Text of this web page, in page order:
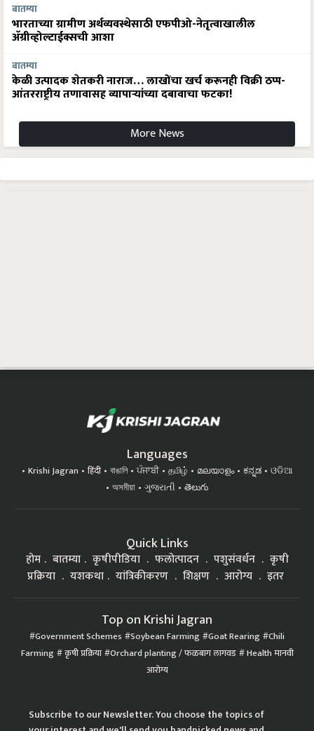
बातम्या
भारताच्या ग्रामीण अर्थव्यवस्थेसाठी एफपीओ-नेतृत्वाखालील
अ‍ॅग्रीव्होल्टाईक्सची आशा
बातम्या
केळी उत्पादक शेतकरी नाराज… लाखोंचा खर्च करूनही विक्री ठप्प-
आंतरराष्ट्रीय तणावासह व्यापाऱ्यांच्या दबावाचा फटका!
More News
Languages
Krishi Jagran हिंदी বাঙালি ਪੰਜਾਬੀ தமிழ் മലയാളം ಕನ್ನಡ
ଓଡିଆ
অসমীয়া
ગુજરાતી తెలుగు
Quick Links
होम बातम्या कृषीपीडिया फलोत्पादन पशुसंवर्धन
कृषी
प्रक्रिया
यशकथा यांत्रिकीकरण शिक्षण आरोग्य इतर
Top on Krishi Jagran
Government Schemes Soybean Farming Goat Rearing Chili
Farming कृषी प्रक्रिया Orchard planting / फळबाग लागवड Health मानवी
आरोग्य
Subscribe to our Newsletter. You choose the topics of